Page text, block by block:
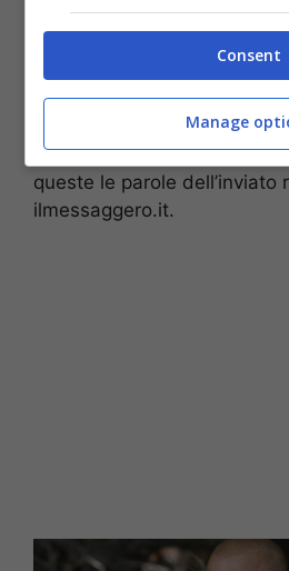
protagonista di “Notte
Nicolas:“Nicolas se ne è
male. Mentre camminava
radice di una mangrovia
queste le parole dell’inviato
ilmessaggero.it.
Consent
Manage